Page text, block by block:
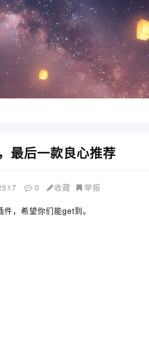
最后一款良心推荐
，希望你们能get到。
0 收藏 举报